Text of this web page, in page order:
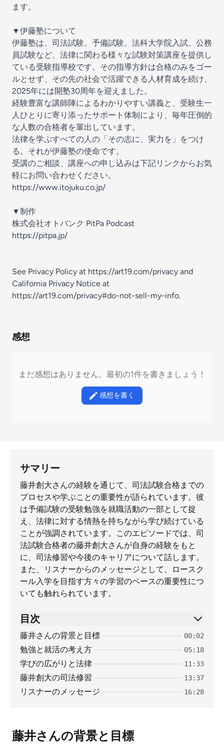
ます。
▼伊藤塾について
伊藤塾は、司法試験、予備試験、法科大学院入試、公務
員試験など、法律に関わる様々な試験対策講座を提供し
ている受験指導校です。その指導方針は合格のみをゴー
ルとせず、その先の社会で活躍できる人材育成を続け、
2025年には開塾30周年を迎えました。
経験豊富な講師陣によるわかりやすい講義と、受験生一
人ひとりに寄り添ったサポート体制により、毎年圧倒的
な人数の合格者を輩出しています。
法律を学ぶすべての人の「その志に、実力を」をつけ
る。それが伊藤塾の使命です。
受講のご相談、講座への申し込みは下記リンクからお気
軽にお問い合わせください。
https://www.itojuku.co.jp/
▼制作
株式会社オトバンク PitPa Podcast
https://pitpa.jp/
See Privacy Policy at https://art19.com/privacy and
California Privacy Notice at
https://art19.com/privacy#do-not-sell-my-info.
感想
まだ感想はありません。最初の1件を書きましょう！
感想を書く
サマリー
藤井創大さんの経験を通じて、司法試験合格までの
プロセスや学ぶことの重要性が語られています。彼
は予備試験の受験勉強を就職活動の一部として捉
え、法律に対する情熱を持ちながら学び続けている
ことが強調されています。このエピソードでは、司
法試験合格者の藤井創大さんが自身の経験をもと
に、司法修習や今後のキャリアについて話します。
また、リスナーからのメッセージとして、ロースク
ール入学を目指す方々の学習のペースの重要性につ
いても触れられています。
目次
藤井さんの背景と目標 00:02
勉強と就活の考え方 05:18
学びの広がりと法律 11:33
藤井創大の司法修習 13:37
リスナーのメッセージ 16:28
藤井さんの背景と目標